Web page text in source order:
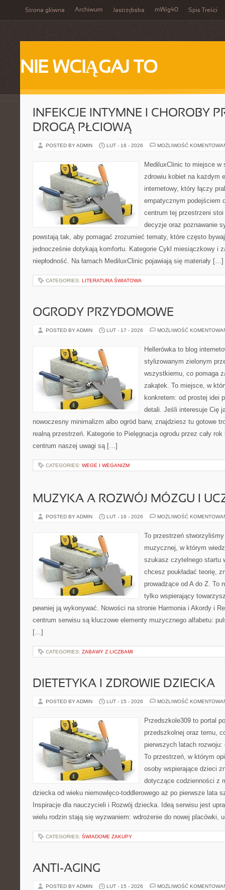
Strona główna Archiwum Jastrzębska mWig40 Spis Treści
NIE WCIĄGAJ TO
INFEKCJE INTYMNE I CHOROBY
DROGĄ PŁCIOWĄ
POSTED BY ADMIN LUT - 18 - 2026 MOŻLIWOŚĆ
MediluxClinic to miejsce
zdrowiu kobiet na każdym
internetowy, który łączy
empatycznym podejściem
centrum tej przestrzeni
decyzje oraz poznawanie
powstają tak, aby pomagać zrozumieć tematy, które często
jednocześnie dotykają komfortu. Kategorie Cykl miesiączkowy i
niepłodność. Na łamach MediluxClinic pojawiają się materiały […]
CATEGORIES: LITERATURA ŚWIATOWA
OGRODY PRZYDOMOWE
POSTED BY ADMIN LUT - 17 - 2026 MOŻLIWOŚĆ
Hellerówka to blog
stylizowanym zielonym
wszystkiemu, co pomaga
zakątek. To miejsce, w
konkretem: od prostej idei
detali. Jeśli interesuje Cię
nowoczesny minimalizm albo ogród barw, znajdziesz tu gotowe
realną przestrzeń. Kategorie to Pielęgnacja ogrodu przez cały
centrum naszej uwagi są […]
CATEGORIES: WEGE I WEGANIZM
MUZYKA A ROZWÓJ MÓZGU I
POSTED BY ADMIN LUT - 16 - 2026 MOŻLIWOŚĆ
To przestrzeń
muzycznej, w którym
szukasz czytelnego startu
chcesz poukładać teorię,
prowadzące od A do Z. To
tylko wspierający
pewniej ją wykonywać. Nowości na stronie Harmonia i Akordy i
centrum serwisu są kluczowe elementy muzycznego alfabetu:
[…]
CATEGORIES: ZABAWY Z LICZBAMI
DIETETYKA I ZDROWIE DZIECKA
POSTED BY ADMIN LUT - 15 - 2026 MOŻLIWOŚĆ
Przedszkole309 to portal
przedszkolnej oraz temu,
pierwszych latach
To przestrzeń, w którym
osoby wspierające dzieci
dotyczące codzienności z
dziecka od wieku niemowlęco-toddlerowego aż po pierwsze lata
Inspiracje dla nauczycieli i Rozwój dziecka. Ideą serwisu jest
wielu rodzin stają się wyzwaniem: wdrożenie do nowej placówki,
CATEGORIES: ŚWIADOME ZAKUPY
ANTI-AGING
POSTED BY ADMIN LUT - 15 - 2026 MOŻLIWOŚĆ